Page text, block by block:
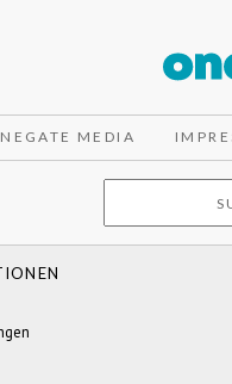
MEDIA